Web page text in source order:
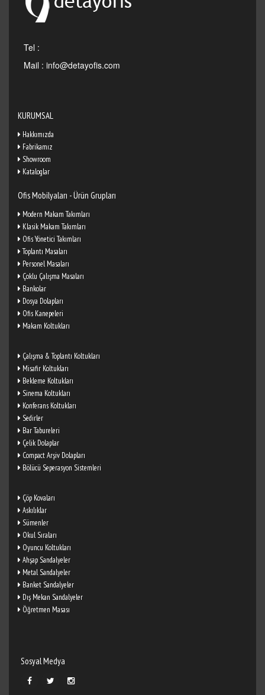
Tel :
Mail : info@detayofis.com
KURUMSAL
Hakkımızda
Fabrikamız
Showroom
Kataloglar
Ofis Mobilyaları - Ürün Grupları
Modern Makam Takımları
Klasik Makam Takımları
Ofis Yönetici Takımları
Toplantı Masaları
Personel Masaları
Çoklu Çalışma Masaları
Bankolar
Dosya Dolapları
Ofis Kanepeleri
Makam Koltukları
Çalışma & Toplantı Koltukları
Misafir Koltukları
Bekleme Koltukları
Sinema Koltukları
Konferans Koltukları
Sedirler
Bar Tabureleri
Çelik Dolaplar
Compact Arşiv Dolapları
Bölücü Seperasyon Sistemleri
Çöp Kovaları
Askılıklar
Sümenler
Okul Sıraları
Oyuncu Koltukları
Ahşap Sandalyeler
Metal Sandalyeler
Banket Sandalyeler
Dış Mekan Sandalyeler
Öğretmen Masası
Sosyal Medya